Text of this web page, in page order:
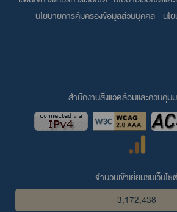
นโยบายการคุ้มครองข้อมูลส่วนบุคคล | นโ
สำนักงานสิ่งแวดล้อมและควบคุ
จำนวนเข้าเยี่ยมชมเว็บไซ
3,172,438